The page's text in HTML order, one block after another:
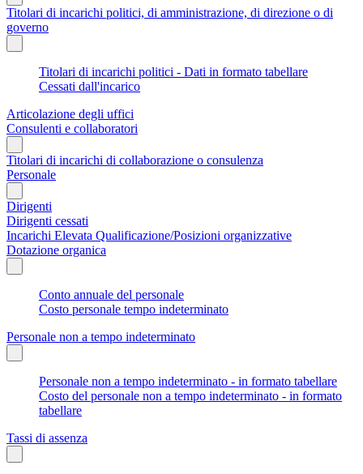
Titolari di incarichi politici, di amministrazione, di direzione o di
governo
Titolari di incarichi politici - Dati in formato tabellare
Cessati dall'incarico
Articolazione degli uffici
Consulenti e collaboratori
Titolari di incarichi di collaborazione o consulenza
Personale
Dirigenti
Dirigenti cessati
Incarichi Elevata Qualificazione/Posizioni organizzative
Dotazione organica
Conto annuale del personale
Costo personale tempo indeterminato
Personale non a tempo indeterminato
Personale non a tempo indeterminato - in formato tabellare
Costo del personale non a tempo indeterminato - in formato
tabellare
Tassi di assenza